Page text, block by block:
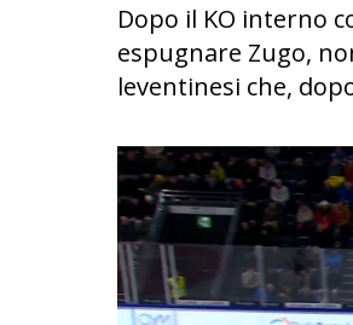
Dopo il KO interno
espugnare Zugo,
leventinesi che,